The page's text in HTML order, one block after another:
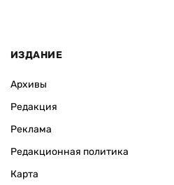
ИЗДАНИЕ
Архивы
Редакция
Реклама
Редакционная политика
Карта